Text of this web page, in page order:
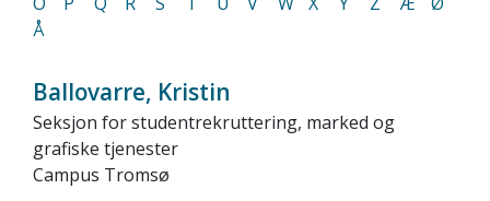
Å
Ballovarre, Kristin
Seksjon for studentrekruttering, marked og
grafiske tjenester
Campus Tromsø